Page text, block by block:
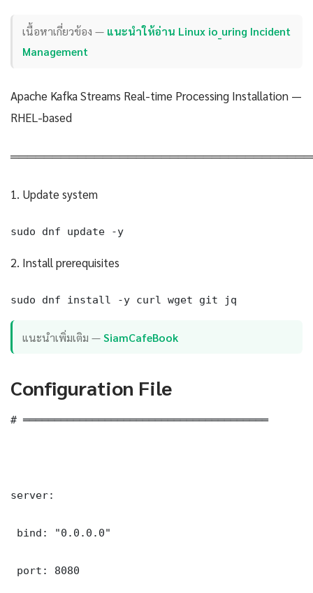
เนื้อหาเกี่ยวข้อง — แนะนำให้อ่าน Linux io_uring Incident
Management
Apache Kafka Streams Real-time Processing Installation —
RHEL-based
1. Update system
sudo dnf update -y
2. Install prerequisites
sudo dnf install -y curl wget git jq
แนะนำเพิ่มเติม —SiamCafeBook
Configuration File
# ═══════════════════════════════════════
server:
bind: "0.0.0.0"
port: 8080